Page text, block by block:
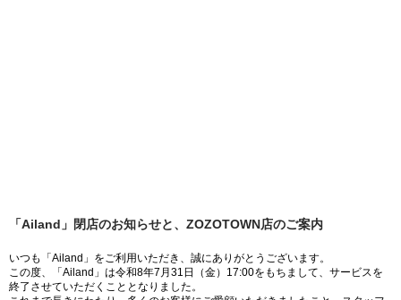
「Ailand」閉店のお知らせと、ZOZOTOWN店のご案内
いつも「Ailand」をご利用いただき、誠にありがとうございます。
この度、「Ailand」は令和8年7月31日（金）17:00をもちまして、サービスを
終了させていただくこととなりました。